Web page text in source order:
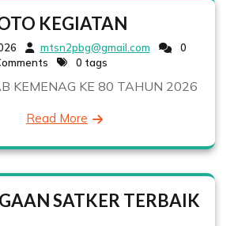
KEGIATAN
mtsn2pbg@gmail.com
0
0 tags
KEMENAG KE 80 TAHUN 2026
Read More
SATKER TERBAIK